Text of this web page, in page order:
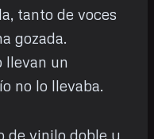
tanto de voces
gozada.
llevan un
no lo llevaba.
de vinilo doble y